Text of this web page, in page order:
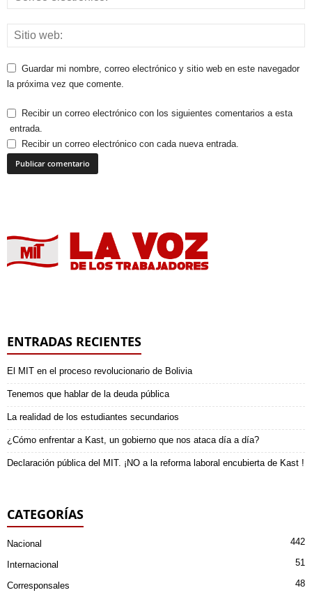
Guardar mi nombre, correo electrónico y sitio web en este navegador
la próxima vez que comente.
Recibir un correo electrónico con los siguientes comentarios a esta
entrada.
Recibir un correo electrónico con cada nueva entrada.
ENTRADAS RECIENTES
El MIT en el proceso revolucionario de Bolivia
Tenemos que hablar de la deuda pública
La realidad de los estudiantes secundarios
¿Cómo enfrentar a Kast, un gobierno que nos ataca día a día?
Declaración pública del MIT. ¡NO a la reforma laboral encubierta de Kast !
CATEGORÍAS
Nacional 442
Internacional 51
Corresponsales 48